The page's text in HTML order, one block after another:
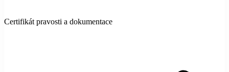
Certifikát pravosti a dokumentace